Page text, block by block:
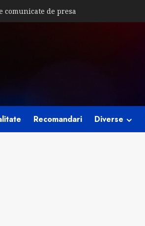
comunicate de presa
Recomandari Diverse